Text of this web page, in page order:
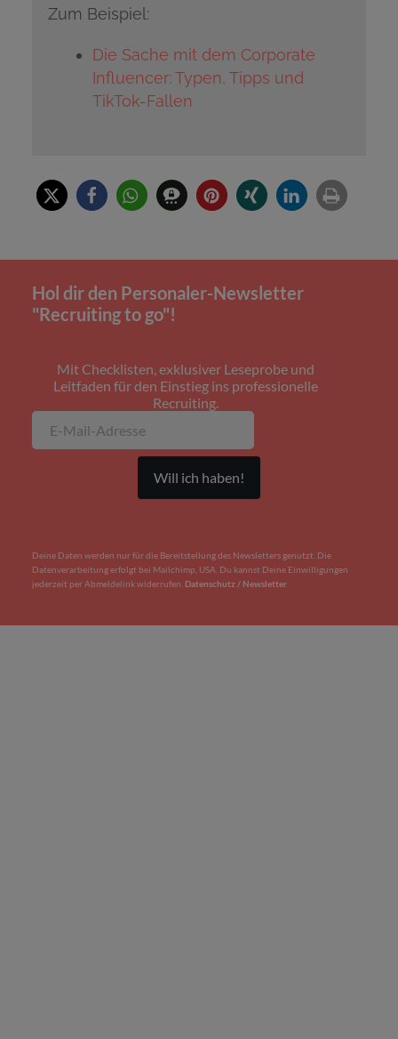
Zum Beispiel:
Die Sache mit dem Corporate
Influencer: Typen, Tipps und
TikTok-Fallen
Hol dir den Personaler-Newsletter
"Recruiting to go"!
Mit Checklisten, exklusiver Leseprobe und
Leitfaden für den Einstieg ins professionelle
Recruiting.
Deine Daten werden nur für die Bereitstellung des Newsletters genutzt. Die
Datenverarbeitung erfolgt bei Mailchimp, USA. Du kannst Deine Einwilligungen
jederzeit per Abmeldelink widerrufen. Datenschutz / Newsletter